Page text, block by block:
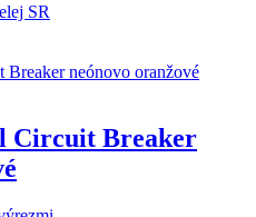
SR
Circuit Breaker